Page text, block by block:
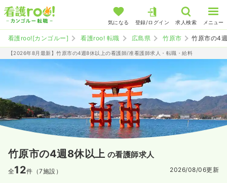
気になる 登録/ログイン 求人検索 メニュー
看護roo![カンゴルー] 看護roo! 転職 広島県 竹原市 竹原市の4
【2026年8月最新】竹原市の4週8休以上の看護師/准看護師求人・転職・給料
竹原市の4週8休以上 の看護師求人
全12件（7施設） 2026/08/06更新